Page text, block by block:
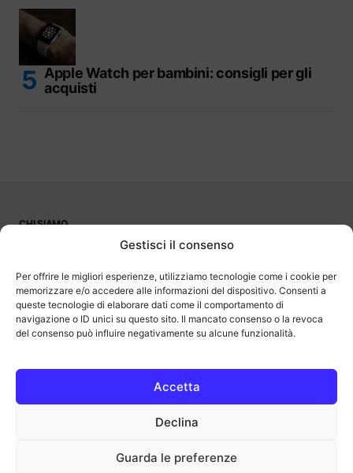
Gestisci il consenso
Per offrire le migliori esperienze, utilizziamo tecnologie come i cookie per
memorizzare e/o accedere alle informazioni del dispositivo. Consenti a
queste tecnologie di elaborare dati come il comportamento di
navigazione o ID unici su questo sito. Il mancato consenso o la revoca
del consenso può influire negativamente su alcune funzionalità.
Accetta
Declina
Guarda le preferenze
Apple Watch per bambini: consigli per gli
acquisti
CHI SIAMO
OutOfBit
programma di affiliazione che consente ai siti di percepire una
commissione pubblicitaria pubblicizzando e fornendo link al sito
Amazon.it. Amazon e il logo Amazon sono marchi registrati di
Amazon.com, Inc. o delle sue affiliate.
COPYRIGHT © 2013-2025 OUTOFBIT P.IVA 04140830243, TUTTI I
outofbit.it@gmail.com | outofbit@pec.it
Note legali